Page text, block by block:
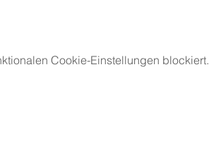
Cookie-Einstellungen blockiert.